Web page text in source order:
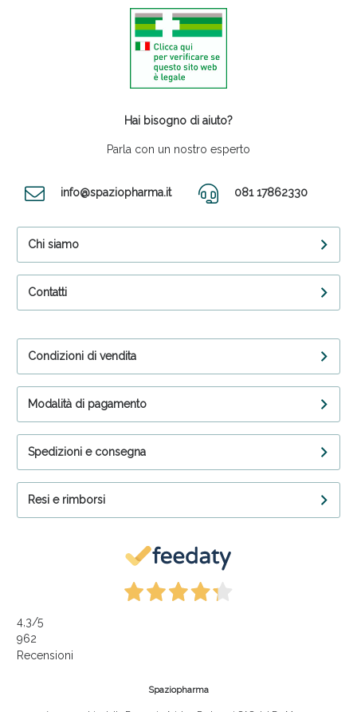
Hai bisogno di aiuto?
Parla con un nostro esperto
info@spaziopharma.it 081 17862330
Chi siamo
Contatti
Condizioni di vendita
Modalità di pagamento
Spedizioni e consegna
Resi e rimborsi
4,3/5
962
Recensioni
Spaziopharma